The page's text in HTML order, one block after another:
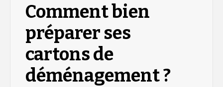
Comment bien
préparer ses
cartons de
déménagement ?